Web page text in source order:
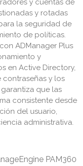
y cuentas de
y rotadas
la seguridad de
de políticas.
ADManager Plus
y
en Active Directory,
y los
que las
consistente desde
del usuario,
administrativa.
PAM360